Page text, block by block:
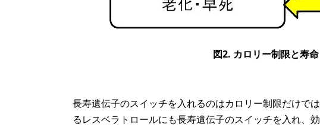
図2. カロリー制限と寿
長寿遺伝子のスイッチを入れるのはカロリー制限だけで
るレスベラトロールにも長寿遺伝子のスイッチを入れ、